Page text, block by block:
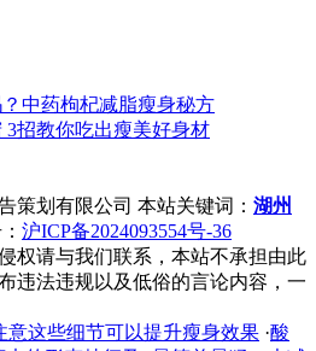
中药枸杞减脂瘦身秘方
3招教你吃出瘦美好身材
策划有限公司 本站关键词： 湖州
沪ICP备2024093554号-36
权请与我们联系，本站不承担由此
违法违规以及低俗的言论内容，一
意这些细节可以提升瘦身效果 ·酸